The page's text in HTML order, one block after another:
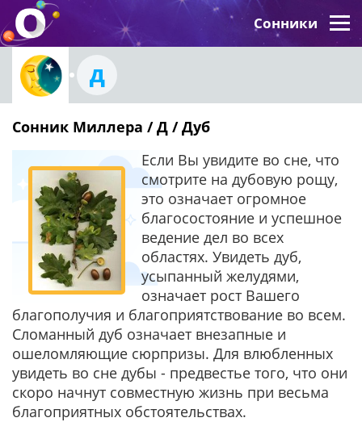
Сонники
Д
Сонник Миллера / Д / Дуб
Если Вы увидите во сне, что
смотрите на дубовую рощу,
это означает огромное
благосостояние и успешное
ведение дел во всех
областях. Увидеть дуб,
усыпанный желудями,
означает рост Вашего
благополучия и благоприятствование во всем.
Сломанный дуб означает внезапные и
ошеломляющие сюрпризы. Для влюбленных
увидеть во сне дубы - предвестье того, что они
скоро начнут совместную жизнь при весьма
благоприятных обстоятельствах.